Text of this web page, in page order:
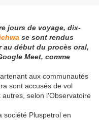
jours de voyage, dix-
se sont rendus
début du procès oral,
Meet, comme
aux communautés
sont accusés de vol
selon l'Observatoire
société Pluspetrol en